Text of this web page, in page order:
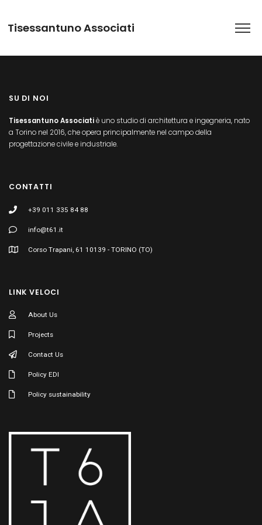
Tisessantuno Associati
SU DI NOI
Tisessantuno Associatiè uno studio di architettura e ingegneria, nato
a Torino nel 2016, che opera principalmente nel campo della
progettazione civile e industriale.
CONTATTI
+39 011 335 84 88
info@t61.it
Corso Trapani, 61 10139 - TORINO (TO)
LINK VELOCI
About Us
Projects
Contact Us
Policy EDI
Policy sustainability